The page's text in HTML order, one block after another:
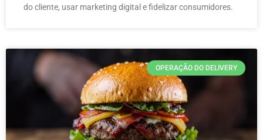
do cliente, usar marketing digital e fidelizar consumidores.
OPERAÇÃO DO DELIVERY